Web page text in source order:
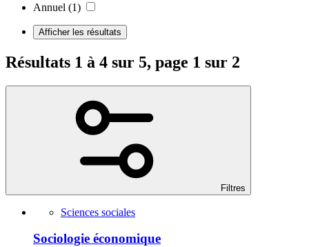
Annuel (1)
Afficher les résultats
Résultats 1 à 4 sur 5, page 1 sur 2
Filtres
Sciences sociales
Sociologie économique